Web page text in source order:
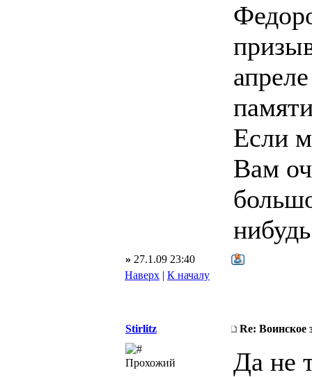
Если
Вам
» 27.1.09 23:40
Наверх | К началу
Stirlitz Re: Воинское
Прохожий
Да не